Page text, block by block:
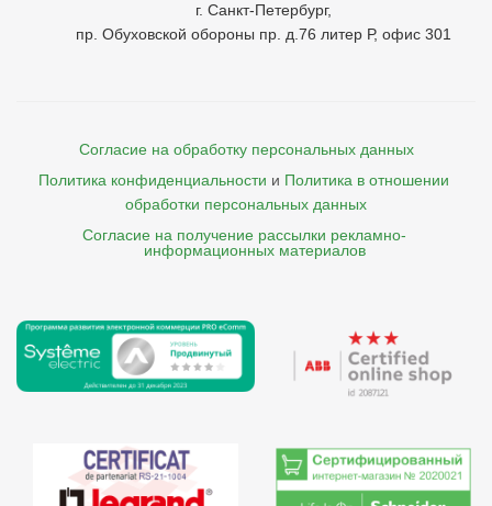
г. Санкт-Петербург,
пр. Обуховской обороны пр. д.76 литер Р, офис 301
Согласие на обработку персональных данных
Политика конфиденциальности и Политика в отношении
обработки персональных данных
Согласие на получение рассылки рекламно-
    информационных материалов